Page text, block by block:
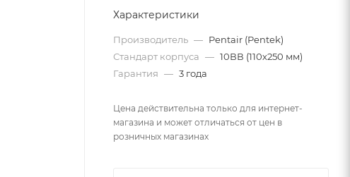
Характеристики
Производитель — Pentair (Pentek)
Стандарт корпуса — 10ВВ (110х250 мм)
Гарантия — 3 года
Цена действительна только для интернет-
магазина и может отличаться от цен в
розничных магазинах